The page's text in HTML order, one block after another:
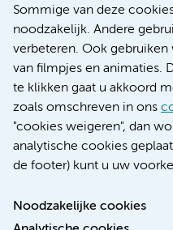
Sommige van deze
noodzakelijk. Andere
verbeteren. Ook
van filmpjes en animaties.
te klikken gaat u akkoord
zoals omschreven in ons
"cookies weigeren", dan
analytische cookies
de footer) kunt u uw
Noodzakelijke cookies
Nieuws
Research
Educatie locatie AMC
Educatie locatie VUmc
Verwijzen &